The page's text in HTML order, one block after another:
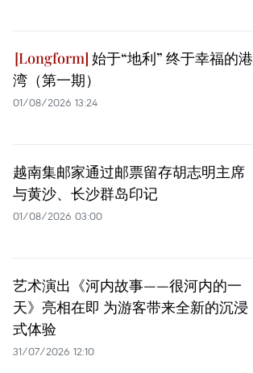
始于“地利” 终于幸福的港
湾（第一期）
01/08/2026 13:24
越南集邮家通过邮票留存胡志明主席
与黄沙、长沙群岛印记
01/08/2026 03:00
艺术演出《河内故事——很河内的一
天》亮相在即 为游客带来全新的沉浸
式体验
31/07/2026 12:10